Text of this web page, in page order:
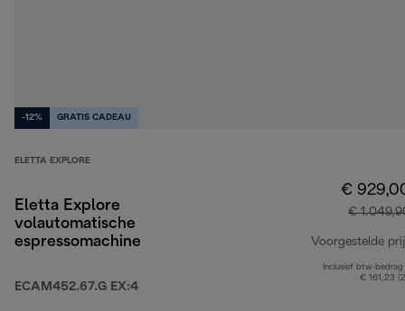
-12% GRATIS CADEAU
ELETTA EXPLORE
Eletta Explore
volautomatische
espressomachine
ECAM452.67.G EX:4
€
€
Voorgestelde
Inclusief btw-bedrag
€ 161,23